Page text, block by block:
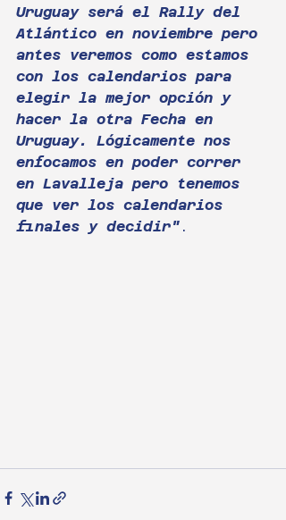
Uruguay será el Rally del
Atlántico en noviembre pero
antes veremos como estamos
con los calendarios para
elegir la mejor opción y
hacer la otra Fecha en
Uruguay. Lógicamente nos
enfocamos en poder correr
en Lavalleja pero tenemos
que ver los calendarios
finales y decidir" .